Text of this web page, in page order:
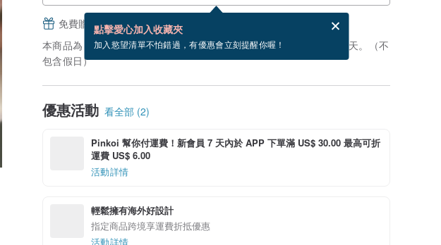
點擊愛心加入收藏夾
加入慾望清單不怕錯過，有優惠會立刻提醒你喔！
免費贈送電子賀卡，結帳完成後填寫
本商品為「接單訂製」。付款後，從開始製作到寄出商品為 5 個工作天。（不
包含假日）
優惠活動 看全部 (2)
Pinkoi 幫你付運費！新會員 7 天內於 APP 下單滿 US$ 30.00 最高可折
運費 US$ 6.00
活動詳情
輕鬆擁有海外好設計
指定商品跨境享運費折抵優惠
活動詳情